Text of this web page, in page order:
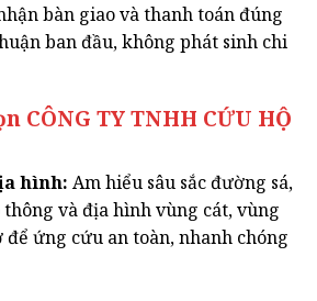
bàn giao và thanh toán đúng
ban đầu, không phát sinh chi
CÔNG TY TNHH CỨU HỘ
hình: Am hiểu sâu sắc đường sá,
thông và địa hình vùng cát, vùng
để ứng cứu an toàn, nhanh chóng